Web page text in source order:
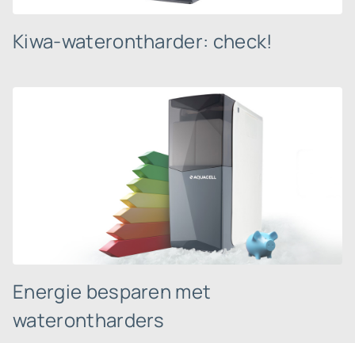
Kiwa-waterontharder: check!
Energie besparen met
waterontharders